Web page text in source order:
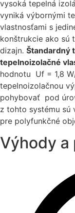
vysoká tepelná
vyniká výbornými
vlastnosťami s
konštrukcie ako sú
dizajn. Štandardný
tepelnoizolačné
hodnotu Uf = 1,8
tepelnoizolačnou
pohybovať pod
z tohto systému sú
pre polyfunkčné
Výhody a